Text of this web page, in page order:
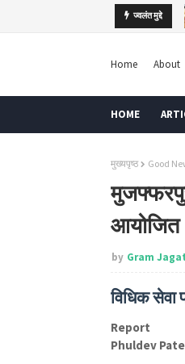
ज्वलंत मुद्दे
Home About
HOME
मुख्यपृष्ठ Good
आयोजित
by Gram Jagat
विधिक सेवा
Report
Phuldev